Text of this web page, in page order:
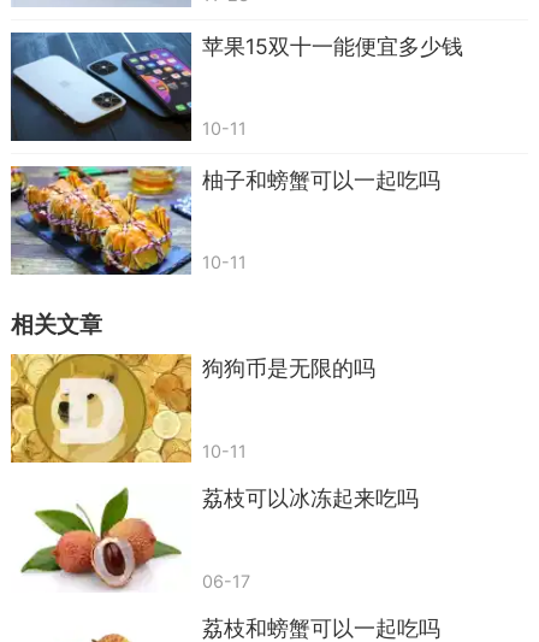
苹果15双十一能便宜多少钱
10-11
柚子和螃蟹可以一起吃吗
10-11
相关文章
狗狗币是无限的吗
10-11
荔枝可以冰冻起来吃吗
06-17
荔枝和螃蟹可以一起吃吗